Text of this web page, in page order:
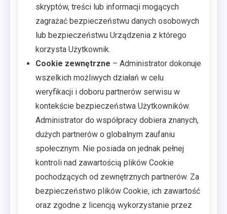
skryptów, treści lub informacji mogących
zagrażać bezpieczeństwu danych osobowych
lub bezpieczeństwu Urządzenia z którego
korzysta Użytkownik.
Cookie zewnętrzne – Administrator dokonuje
wszelkich możliwych działań w celu
weryfikacji i doboru partnerów serwisu w
kontekście bezpieczeństwa Użytkowników.
Administrator do współpracy dobiera znanych,
dużych partnerów o globalnym zaufaniu
społecznym. Nie posiada on jednak pełnej
kontroli nad zawartością plików Cookie
pochodzących od zewnętrznych partnerów. Za
bezpieczeństwo plików Cookie, ich zawartość
oraz zgodne z licencją wykorzystanie przez